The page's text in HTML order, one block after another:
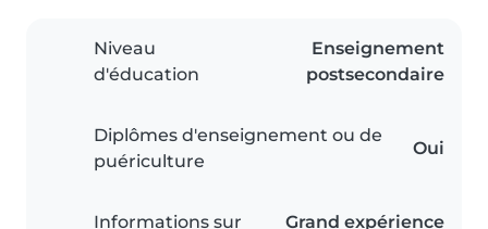
Niveau
d'éducation
Enseignement
postsecondaire
Diplômes d'enseignement ou de
puériculture
Oui
Informations sur
Grand expérience